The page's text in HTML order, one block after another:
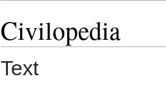
Civilopedia
Text